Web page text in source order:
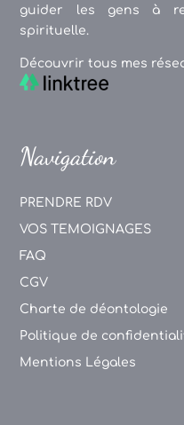
guider les gens à
spirituelle.
Découvrir tous mes
Navigation
PRENDRE RDV
VOS TEMOIGNAGES
FAQ
CGV
Charte de déontologie
Politique de
Mentions Légales